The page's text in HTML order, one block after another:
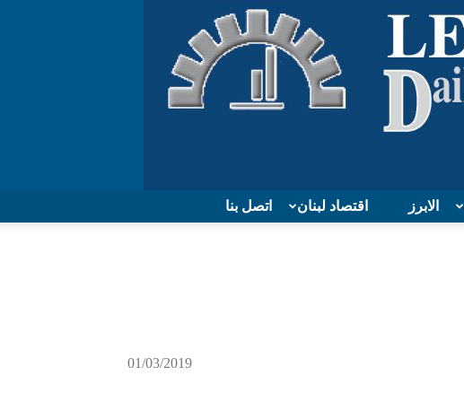
اتصل بنا اقتصاد لبنان الابرز
01/03/2019